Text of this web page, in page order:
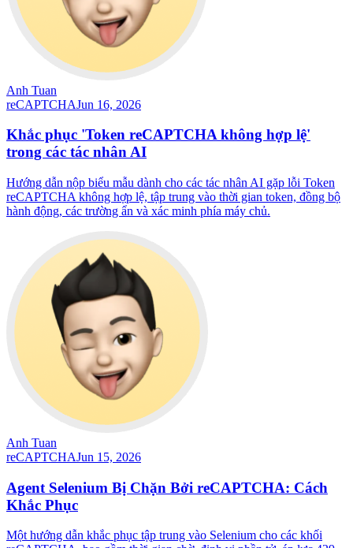
Anh Tuan
reCAPTCHAJun 16, 2026
Khắc phục 'Token reCAPTCHA không hợp lệ'
trong các tác nhân AI
Hướng dẫn nộp biểu mẫu dành cho các tác nhân AI gặp lỗi Token
reCAPTCHA không hợp lệ, tập trung vào thời gian token, đồng bộ
hành động, các trường ẩn và xác minh phía máy chủ.
Anh Tuan
reCAPTCHAJun 15, 2026
Agent Selenium Bị Chặn Bởi reCAPTCHA: Cách
Khắc Phục
Một hướng dẫn khắc phục tập trung vào Selenium cho các khối